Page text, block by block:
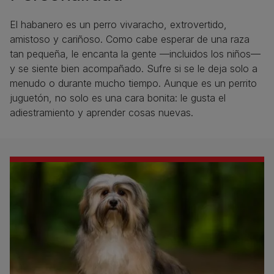
El habanero es un perro vivaracho, extrovertido,
amistoso y cariñoso. Como cabe esperar de una raza
tan pequeña, le encanta la gente —incluidos los niños—
y se siente bien acompañado. Sufre si se le deja solo a
menudo o durante mucho tiempo. Aunque es un perrito
juguetón, no solo es una cara bonita: le gusta el
adiestramiento y aprender cosas nuevas.